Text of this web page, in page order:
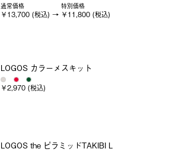
通常価格
￥13,700 (税込)
特別価格
￥11,800 (税込)
LOGOS カラーメスキット
￥2,970 (税込)
LOGOS the ピラミッドTAKIBI L